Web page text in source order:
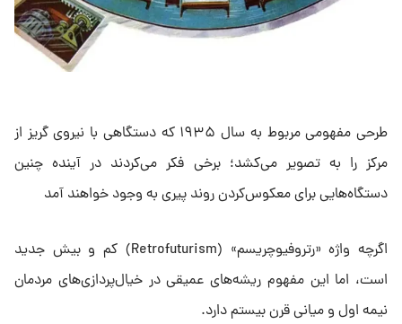
طرحی مفهومی مربوط به سال ۱۹۳۵ که دستگاهی با نیروی گریز از
مرکز را به تصویر می‌کشد؛ برخی فکر می‌کردند در آینده چنین
دستگاه‌هایی برای معکوس‌کردن روند پیری به وجود خواهند آمد
اگرچه واژه «رتروفیوچریسم» (Retrofuturism) کم و بیش جدید
است، اما این مفهوم ریشه‌های عمیقی در خیال‌پردازی‌های مردمان
نیمه اول و میانی قرن بیستم دارد.